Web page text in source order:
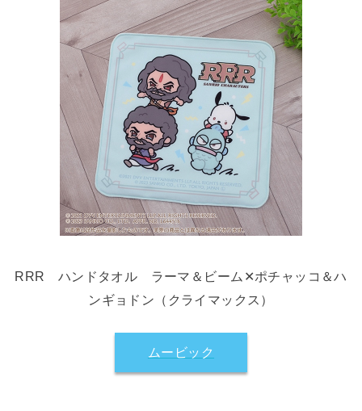
RRR ハンドタオル ラーマ＆ビーム✕ポチャッコ＆ハ
ンギョドン（クライマックス）
ムービック